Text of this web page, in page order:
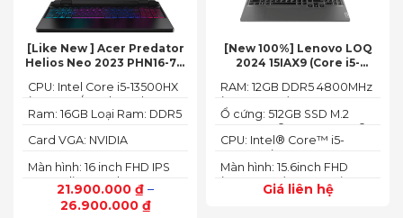
[Like New ] Acer Predator
Helios Neo 2023 PHN16-71-
16GB, 512GB, RTX 4050 6GB,
21.900.000 ₫ –
26.900.000 ₫
Màn hình: 16 inch FHD IPS
165Hz SlimBezel, sRGB
100%, Acer ComfyView,
500 nits
Card VGA: NVIDIA
(140W)
Ram: 16GB Loại Ram: DDR5
CPU: Intel Core i5-13500HX
(14 Cores/ 20 Threads, up
to 4.70 GHz, 24MB)
[New 100%] Lenovo LOQ
2024 15IAX9 (Core i5-
3050 6GB, 15.6″ FHD 144Hz)
Giá liên hệ
Màn hình: 15.6inch FHD
(1920x1080) IPS 300nits
Anti-glare, 100%sRGB,
CPU: Intel® Core™ i5-
12450HX (2.00GHz up to
4.40GHz, 12MB Cache)
Ổ cứng: 512GB SSD M.2
2242 PCIe® 4.0x4 NVMe®
RAM: 12GB DDR5 4800MHz
(up to 32GB)